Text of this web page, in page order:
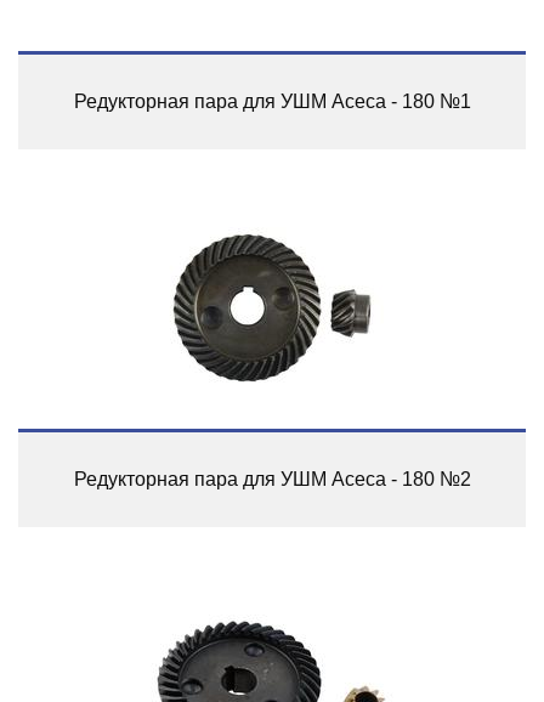
Редукторная пара для УШМ Асеса - 180 №1
Редукторная пара для УШМ Асеса - 180 №2